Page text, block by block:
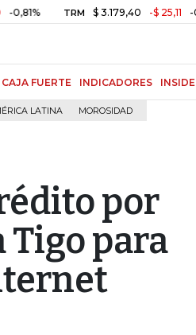
TRM $ 3.179,40 -$ 25,11 -0,78%
CAJA FUERTE INDICADORES INSIDE
LATINA MOROSIDAD
por
Tigo para